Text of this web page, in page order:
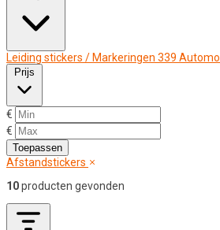
Leiding stickers / Markeringen 339
Prijs
€
€
Toepassen
Afstandstickers
10producten gevonden